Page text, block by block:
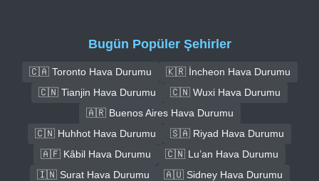
Bugün Popüler Şehirler
🇨🇦 Toronto Hava Durumu
🇰🇷 İncheon Hava Durumu
🇨🇳 Tianjin Hava Durumu
🇨🇳 Wuxi Hava Durumu
🇦🇷 Buenos Aires Hava Durumu
🇨🇳 Huhhot Hava Durumu
🇸🇦 Riyad Hava Durumu
🇦🇫 Kâbil Hava Durumu
🇨🇳 Lu’an Hava Durumu
🇮🇳 Surat Hava Durumu
🇦🇺 Sidney Hava Durumu